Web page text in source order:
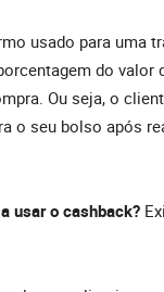
usado para uma
do valor
Ou seja, o
o seu bolso após
usar o cashback?